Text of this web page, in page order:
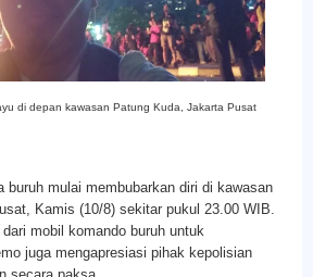
di depan kawasan Patung Kuda, Jakarta Pusat
buruh mulai membubarkan diri di kawasan
Kamis (10/8) sekitar pukul 23.00 WIB.
mobil komando buruh untuk
juga mengapresiasi pihak kepolisian